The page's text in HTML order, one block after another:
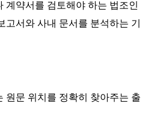
계약서를 검토해야 하는 법조인
고서와 사내 문서를 분석하는 기
원문 위치를 정확히 찾아주는 출